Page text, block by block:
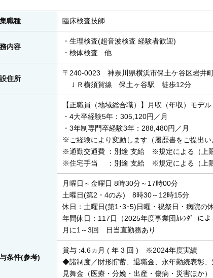
職種 臨床検査技師
内容
・生理検査(超音波検査 経験者歓迎)
・検体検査 他
住所
〒240-0023 神奈川県横浜市保土ケ谷区岩井
ＪＲ横須賀線 保土ヶ谷駅 徒歩12分
条件(参考)
【正職員（地域総合職）】月収（年収）モデル
・4大卒経験5年：305,120円／月
・3年制専門卒経験3年：288,480円／月
※ご経験により変動します（履歴書をご提出い
※通勤交通費 ：別途 支給 ※規定による（上限
※住宅手当 ：別途 支給 ※規定による（上限
月曜日～金曜日 8時30分～17時00分
土曜日(第2・4のみ) 8時30～12時15分
休日：土曜日(第1･3･5)日曜・祝祭日・病院の
年間休日：117日（2025年度事業団ｶﾚﾝﾀﾞｰに
月に1～3回 日当直勤務あり
賞与 :4.6ヵ月 ( 年 3 回 ) ※2024年度実績
◆諸制度／財形貯蓄、退職金、永年勤続表彰、
見舞金（医療・分娩・出産・傷病・災害ほか）